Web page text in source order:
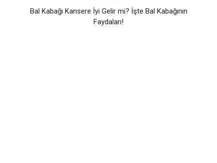
Bal Kabağı Kansere İyi Gelir mi? İşte Bal Kabağının
Faydaları!